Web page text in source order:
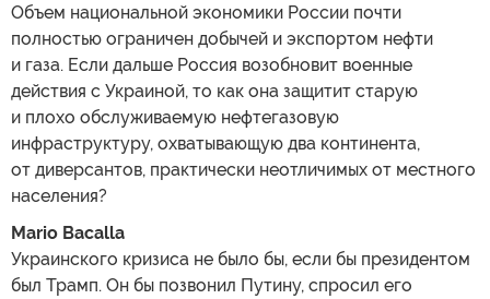
Объем национальной экономики России почти
полностью ограничен добычей и экспортом нефти
и газа. Если дальше Россия возобновит военные
действия с Украиной, то как она защитит старую
и плохо обслуживаемую нефтегазовую
инфраструктуру, охватывающую два континента,
от диверсантов, практически неотличимых от местного
населения?
Mario Bacalla
Украинского кризиса не было бы, если бы президентом
был Трамп. Он бы позвонил Путину, спросил его